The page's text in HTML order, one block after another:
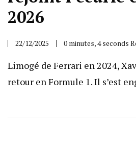
2026
22/12/2025 0 minutes, 4 seconds
Limogé de Ferrari en 2024,
retour en Formule 1. Il s’est